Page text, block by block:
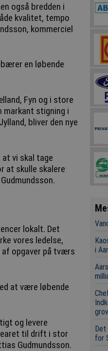
også bredden i
kvalitet, tempo
kommerciel
en løbende
Fyn og i store
markant stigning i
bliver den nye
vi skal tage
at skulle skalere
lokalt. Det
vores ledelse,
af opgaver på tværs
at være løbende
og levere
til drift i stor
Gudmundsson.
i
Det
for